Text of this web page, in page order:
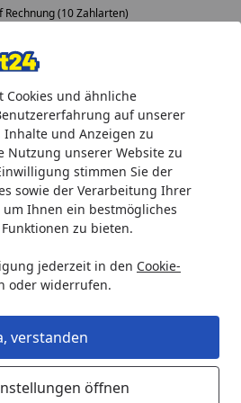
Cookies und ähnliche
auf unserer
Inhalte und Anzeigen zu
Nutzung unserer Website zu
stimmen Sie der
sowie der Verarbeitung Ihrer
Ihnen ein bestmögliches
zu bieten.
jederzeit in den Cookie-
oder widerrufen.
verstanden
öffnen
(5tlg) zu FPU10000 11W (ab 2021)
Set (5tlg) zu
(ab 2021) (ET15-